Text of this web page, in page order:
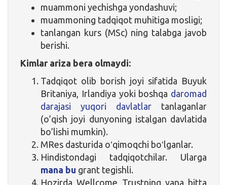
muammoni yechishga yondashuvi;
muammoning tadqiqot muhitiga mosligi;
tanlangan kurs (MSc) ning talabga javob
berishi.
Kimlar ariza bera olmaydi:
Tadqiqot olib borish joyi sifatida Buyuk
Britaniya, Irlandiya yoki boshqa daromad
darajasi yuqori davlatlar tanlaganlar
(o’qish joyi dunyoning istalgan davlatida
bo’lishi mumkin).
MRes dasturida oʻqimoqchi boʻlganlar.
Hindistondagi tadqiqotchilar. Ularga
mana bu grant tegishli.
Hozirda Wellcome Trustning yana bitta